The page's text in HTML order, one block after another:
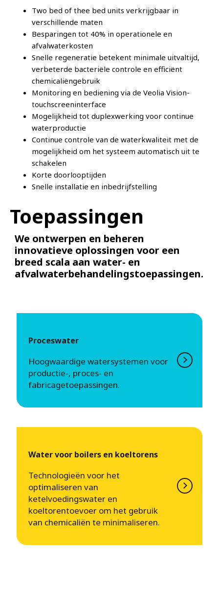
Two bed of thee bed units verkrijgbaar in
verschillende maten
Besparingen tot 40% in operationele en
afvalwaterkosten
Snelle regeneratie betekent minimale uitvaltijd,
verbeterde bacteriële controle en efficiënt
chemicaliëngebruik
Monitoring en bediening via de Veolia Vision-
touchscreeninterface
Mogelijkheid tot duplexwerking voor continue
waterproductie
Continue controle van de waterkwaliteit met de
mogelijkheid om het systeem automatisch uit te
schakelen
Korte doorlooptijden
Snelle installatie en inbedrijfstelling
Toepassingen
We ontwerpen en beheren
innovatieve oplossingen voor een
breed scala aan water- en
afvalwaterbehandelingstoepassingen.
Proceswater
Hoogwaardige watersystemen voor
productie-, proces- en
fabricagetoepassingen.
Water voor boilers en koeltorens
Technologieën voor het
optimaliseren van
ketelvoedingswater en
koeltorentoevoer om het gebruik
van chemicaliën te minimaliseren.